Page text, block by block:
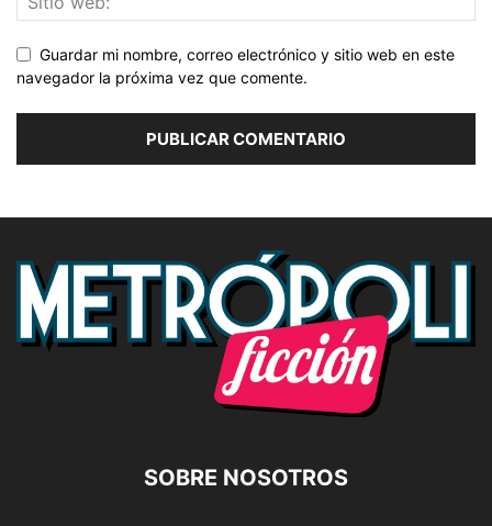
Guardar mi nombre, correo electrónico y sitio web en este
navegador la próxima vez que comente.
SOBRE NOSOTROS